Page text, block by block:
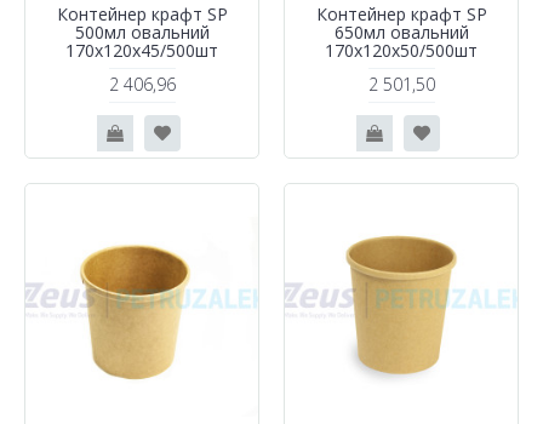
Контейнер крафт SP
500мл овальний
170х120х45/500шт
2 406,96
Контейнер крафт SP
650мл овальний
170х120x50/500шт
2 501,50